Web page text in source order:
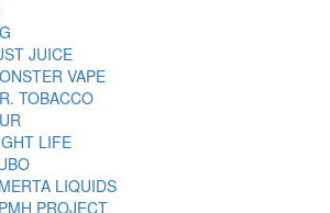
JUICE
VAPE
TOBACCO
LIFE
LIQUIDS
PROJECT